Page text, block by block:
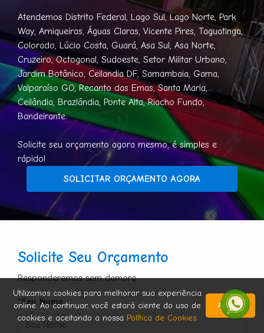
Atendemos Distrito Federal, Lago Sul, Lago Norte, Park
Way, Arniqueiras, Águas Claras, Vicente Pires, Taguatinga,
Colorado, Lúcio Costa, Guará, Asa Sul, Asa Norte,
Cruzeiro, Octogonal, Sudoeste, Setor Militar Urbano,
Jardim Botânico, Ceilandia DF, Samambaia, Gama,
Valparaíso GO, Recanto das Emas, Santa Maria,
Ceilândia, Brazlândia, Ponte Alta, Riacho Fundo,
Bandeirante.
Solicite seu orçamento agora mesmo, é simples e
rápido!
SOLICITAR ORÇAMENTO AGORA
Solicite Seu Orçamento
Responderemos sem demora.
*Seu Nome
Utilizamos cookies para melhorar sua experiência
online. Ao continuar, você estará ciente do uso de
cookies e aceitando a nossa Política de Cookies.
Aceitar